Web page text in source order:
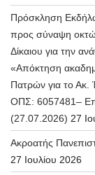
Πρόσκληση
προς σύναψη
Δίκαιου για την
«Απόκτηση
Πατρών για το
ΟΠΣ: 6057481–
(27.07.2026) 27
Ακροατής
27 Ιουλίου 2026